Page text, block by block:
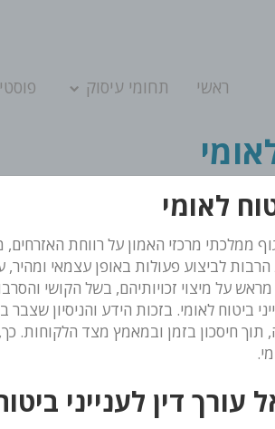
ראשי תחומי עיסוק
לאומי
ממלכתי מרכזי האמון על רווחת
הרבות לביצוע פעולות באופן עצמאי
על מיצוי זכויותיהם, בשל הקושי
ביטוח לאומי. בזכות הידע והניסיון שצבר
תוך חיסכון בזמן ובמאמץ מצד
דין לענייני